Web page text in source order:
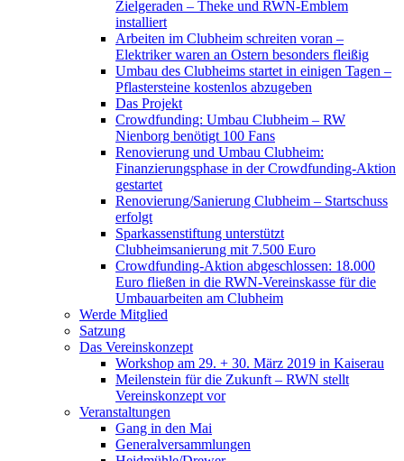
Zielgeraden – Theke und RWN-Emblem
installiert
Arbeiten im Clubheim schreiten voran –
Elektriker waren an Ostern besonders fleißig
Umbau des Clubheims startet in einigen Tagen –
Pflastersteine kostenlos abzugeben
Das Projekt
Crowdfunding: Umbau Clubheim – RW
Nienborg benötigt 100 Fans
Renovierung und Umbau Clubheim:
Finanzierungsphase in der Crowdfunding-Aktion
gestartet
Renovierung/Sanierung Clubheim – Startschuss
erfolgt
Sparkassenstiftung unterstützt
Clubheimsanierung mit 7.500 Euro
Crowdfunding-Aktion abgeschlossen: 18.000
Euro fließen in die RWN-Vereinskasse für die
Umbauarbeiten am Clubheim
Werde Mitglied
Satzung
Das Vereinskonzept
Workshop am 29. + 30. März 2019 in Kaiserau
Meilenstein für die Zukunft – RWN stellt
Vereinskonzept vor
Veranstaltungen
Gang in den Mai
Generalversammlungen